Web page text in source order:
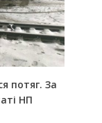
потяг. За
НП